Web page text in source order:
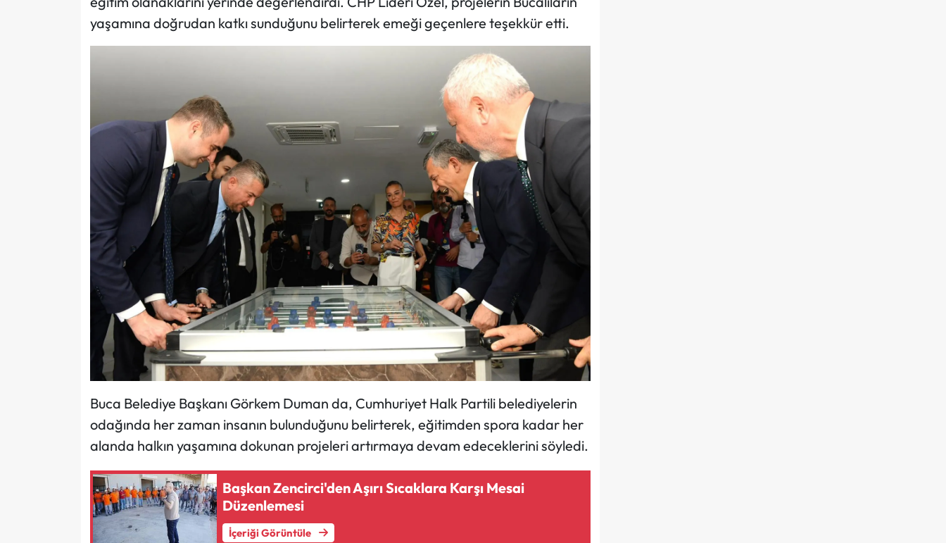
yaşamına doğrudan katkı sunduğunu belirterek emeği geçenlere teşekkür etti.
Buca Belediye Başkanı Görkem Duman da, Cumhuriyet Halk Partili belediyelerin
odağında her zaman insanın bulunduğunu belirterek, eğitimden spora kadar her
alanda halkın yaşamına dokunan projeleri artırmaya devam edeceklerini söyledi.
Başkan Zencirci'den Aşırı Sıcaklara Karşı Mesai
Düzenlemesi
İçeriği Görüntüle